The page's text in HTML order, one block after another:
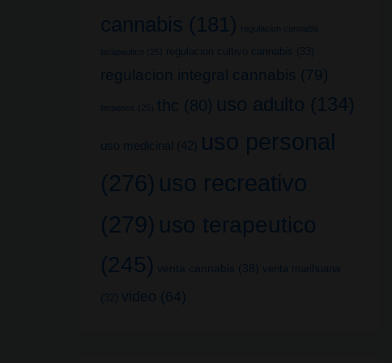
cannabis (181) regulacion cannabis
terapeutico (25) regulacion cultivo cannabis (33)
regulacion integral cannabis (79)
terpenos (25) thc (80) uso adulto (134)
uso medicinal (42) uso personal
(276) uso recreativo
(279) uso terapeutico
(245) venta cannabis (38) venta marihuana
(32) video (64)